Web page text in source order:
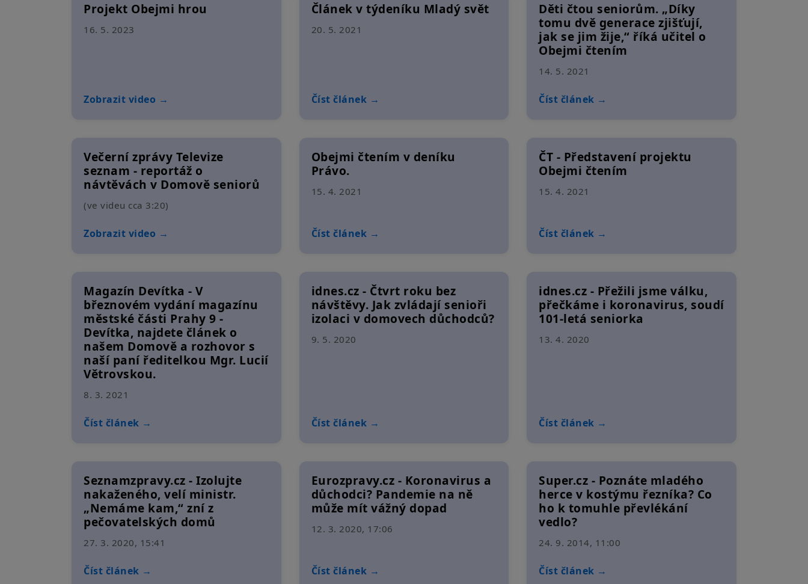
Projekt Obejmi hrou
16. 5. 2023
Zobrazit video →
Článek v týdeníku Mladý svět
20. 5. 2021
Číst článek →
Děti čtou seniorům. „Díky
tomu dvě generace zjišťují,
jak se jim žije,“ říká učitel o
Obejmi čtením
14. 5. 2021
Číst článek →
Večerní zprávy Televize
seznam - reportáž o
návtěvách v Domově seniorů
(ve videu cca 3:20)
Zobrazit video →
Obejmi čtením v deníku
Právo.
15. 4. 2021
Číst článek →
ČT - Představení projektu
Obejmi čtením
15. 4. 2021
Číst článek →
Magazín Devítka - V
březnovém vydání magazínu
městské části Prahy 9 -
Devítka, najdete článek o
našem Domově a rozhovor s
naší paní ředitelkou Mgr. Lucií
Větrovskou.
8. 3. 2021
Číst článek →
idnes.cz - Čtvrt roku bez
návštěvy. Jak zvládají senioři
izolaci v domovech důchodců?
9. 5. 2020
Číst článek →
idnes.cz - Přežili jsme válku,
přečkáme i koronavirus, soudí
101-letá seniorka
13. 4. 2020
Číst článek →
Seznamzpravy.cz - Izolujte
nakaženého, velí ministr.
„Nemáme kam,“ zní z
pečovatelských domů
27. 3. 2020, 15:41
Číst článek →
Eurozpravy.cz - Koronavirus a
důchodci? Pandemie na ně
může mít vážný dopad
12. 3. 2020, 17:06
Číst článek →
Super.cz - Poznáte mladého
herce v kostýmu řezníka? Co
ho k tomuhle převlékání
vedlo?
24. 9. 2014, 11:00
Číst článek →